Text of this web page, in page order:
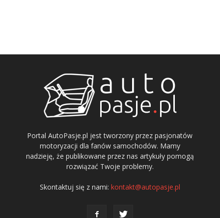
Portal AutoPasje.pl jest tworzony przez pasjonatów
motoryzacji dla fanów samochodów. Mamy
nadzieję, że publikowane przez nas artykuły pomogą
rozwiązać Twoje problemy.
Skontaktuj się z nami: kontakt@autopasje.pl